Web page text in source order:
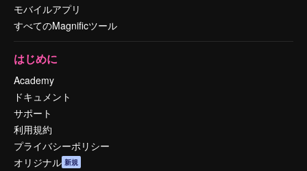
モバイルアプリ
すべてのMagnificツール
はじめに
Academy
ドキュメント
サポート
利用規約
プライバシーポリシー
オリジナル 新規